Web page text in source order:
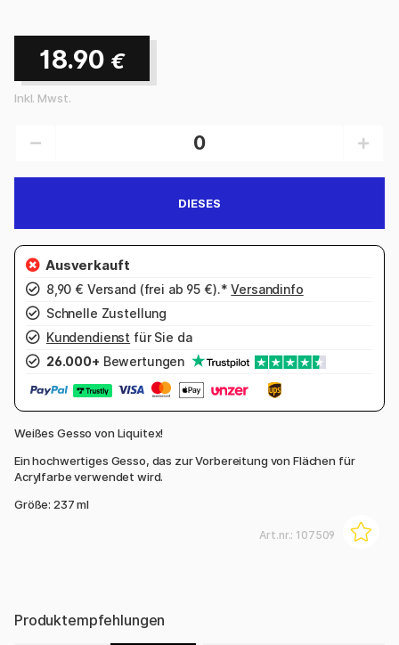
18.90 €
Inkl. Mwst.
DIESES
8,90 € Versand (frei ab 95 €).*Versandinfo
Schnelle Zustellung
Kundendienst für Sie da
26.000+ Bewertungen
Weißes Gesso von Liquitex!
Ein hochwertiges Gesso, das zur Vorbereitung von Flächen für
Acrylfarbe verwendet wird.
Größe: 237 ml
Art.nr.: 107509
Produktempfehlungen